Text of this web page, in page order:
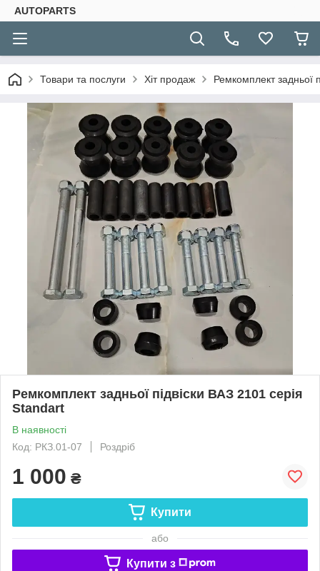
AUTOPARTS
Товари та послуги Хіт продаж Ремкомплект задньої
Ремкомплект задньої підвіски ВАЗ 2101 серія
Standart
В наявності
Код: РКЗ.01-07
Роздріб
1 000 ₴
Купити
або
Купити з